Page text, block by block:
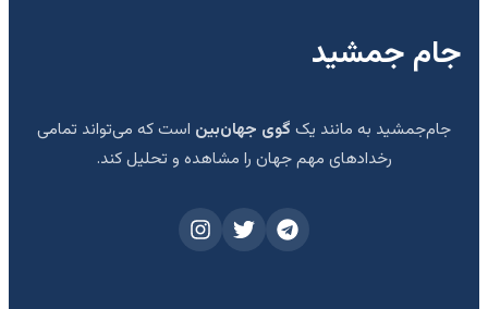
جام جمشید
جام‌جمشید به مانند یک گوی جهان‌بین است که می‌تواند تمامی
رخدادهای مهم جهان را مشاهده و تحلیل کند.